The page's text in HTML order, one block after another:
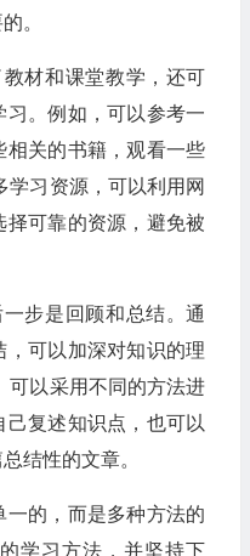
。
教材和课堂教学，还可
习。例如，可以参考一
关的书籍，观看一些
学习资源，可以利用网
可靠的资源，避免被
步是回顾和总结。通
可以加深对知识的理
可以采用不同的方法进
复述知识点，也可以
结性的文章。
的，而是多种方法的
学习方法，并坚持下